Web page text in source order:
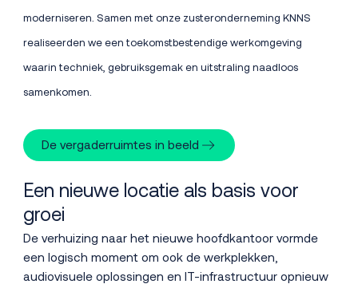
moderniseren. Samen met onze zusteronderneming KNNS
realiseerden we een toekomstbestendige werkomgeving
waarin techniek, gebruiksgemak en uitstraling naadloos
samenkomen.
De vergaderruimtes in beeld
Een nieuwe locatie als basis voor
groei
De verhuizing naar het nieuwe hoofdkantoor vormde
een logisch moment om ook de werkplekken,
audiovisuele oplossingen en IT-infrastructuur opnieuw